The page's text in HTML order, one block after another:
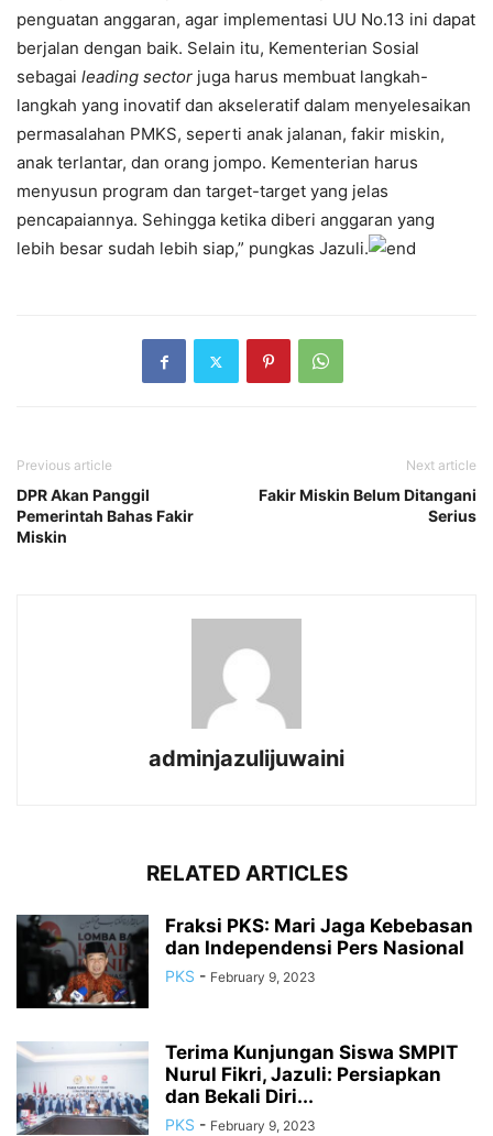
penguatan anggaran, agar implementasi UU No.13 ini dapat
berjalan dengan baik. Selain itu, Kementerian Sosial
sebagai leading sector juga harus membuat langkah-
langkah yang inovatif dan akseleratif dalam menyelesaikan
permasalahan PMKS, seperti anak jalanan, fakir miskin,
anak terlantar, dan orang jompo. Kementerian harus
menyusun program dan target-target yang jelas
pencapaiannya. Sehingga ketika diberi anggaran yang
lebih besar sudah lebih siap,” pungkas Jazuli.
Previous article
DPR Akan Panggil
Pemerintah Bahas Fakir
Miskin
Next article
Fakir Miskin Belum Ditangani
Serius
adminjazulijuwaini
RELATED ARTICLES
Fraksi PKS: Mari Jaga Kebebasan
dan Independensi Pers Nasional
PKS - February 9, 2023
Terima Kunjungan Siswa SMPIT
Nurul Fikri, Jazuli: Persiapkan
dan Bekali Diri...
PKS - February 9, 2023